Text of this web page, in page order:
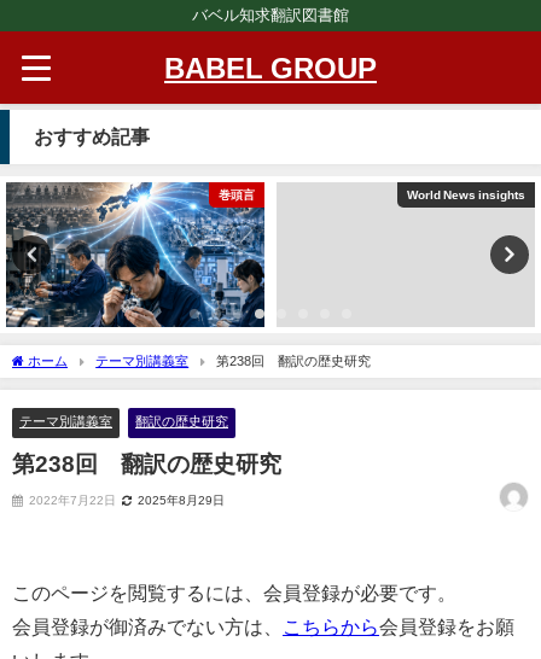
バベル知求翻訳図書館
BABEL GROUP
おすすめ記事
巻頭言 World News insights
ホーム テーマ別講義室 第238回 翻訳の歴史研究
テーマ別講義室 翻訳の歴史研究
第238回 翻訳の歴史研究
2022年7月22日 2025年8月29日
このページを閲覧するには、会員登録が必要です。
会員登録が御済みでない方は、
こちらから会員登録をお願